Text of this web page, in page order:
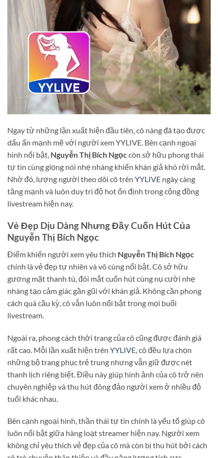
Ngay từ những lần xuất hiện đầu tiên, cô nàng đã tạo được
dấu ấn mạnh mẽ với người xem YYLIVE. Bên cạnh ngoại
hình nổi bật, Nguyễn Thị Bích Ngọccòn sở hữu phong thái
tự tin cùng giọng nói nhẹ nhàng khiến khán giả khó rời mắt.
Nhờ đó, lượng người theo dõi cô trên YYLIVE ngày càng
tăng mạnh và luôn duy trì độ hot ổn định trong cộng đồng
livestream hiện nay.
Vẻ Đẹp Dịu Dàng Nhưng Đầy Cuốn Hút Của
Nguyễn Thị Bích Ngọc
Điểm khiến người xem yêu thích Nguyễn Thị Bích Ngọc
chính là vẻ đẹp tự nhiên và vô cùng nổi bật. Cô sở hữu
gương mặt thanh tú, đôi mắt cuốn hút cùng nụ cười nhẹ
nhàng tạo cảm giác gần gũi với khán giả. Không cần phong
cách quá cầu kỳ, cô vẫn luôn nổi bật trong mọi buổi
livestream.
Ngoài ra, phong cách thời trang của cô cũng được đánh giá
rất cao. Mỗi lần xuất hiện trên YYLIVE , cô đều lựa chọn
những bộ trang phục trẻ trung nhưng vẫn giữ được nét
thanh lịch riêng biệt. Điều này giúp hình ảnh của cô trở nên
chuyên nghiệp và thu hút đông đảo người xem ở nhiều độ
tuổi khác nhau.
Bên cạnh ngoại hình, thần thái tự tin chính là yếu tố giúp cô
luôn nổi bật giữa hàng loạt streamer hiện nay. Người xem
không chỉ yêu thích vẻ đẹp của cô mà còn bị thu hút bởi cách